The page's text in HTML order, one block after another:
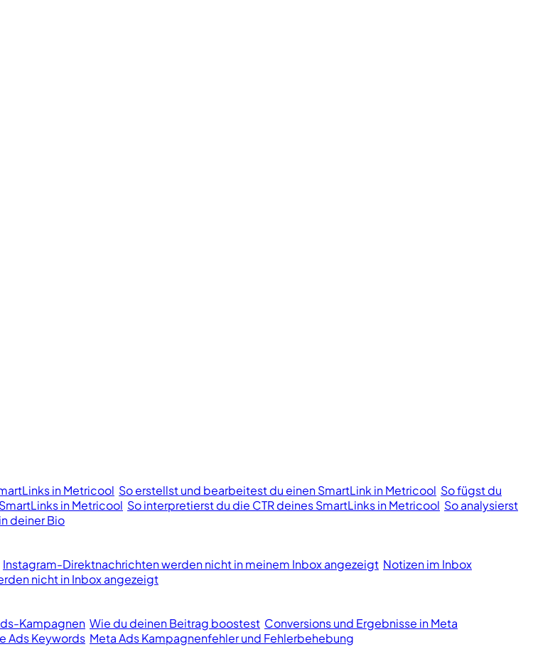
in Metricool So erstellst und bearbeitest du einen SmartLink in Metricool So fügst du
in Metricool So interpretierst du die CTR deines SmartLinks in Metricool So analysierst
deiner Bio
Instagram-Direktnachrichten werden nicht in meinem Inbox angezeigt Notizen im Inbox
nicht in Inbox angezeigt
Kampagnen Wie du deinen Beitrag boostest Conversions und Ergebnisse in Meta
Ads Keywords Meta Ads Kampagnenfehler und Fehlerbehebung